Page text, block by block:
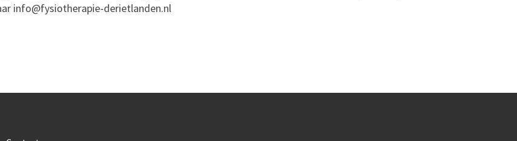
info@fysiotherapie-derietlanden.nl